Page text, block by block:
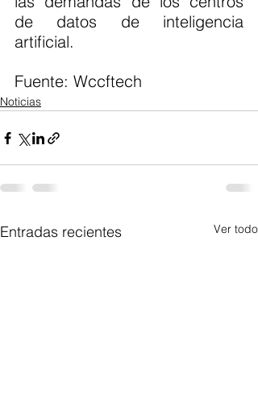
de datos de inteligencia
artificial.
Fuente: Wccftech
Noticias
Entradas recientes Ver todo